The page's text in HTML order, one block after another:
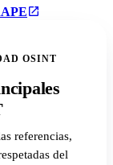
OSINT
referencias,
del